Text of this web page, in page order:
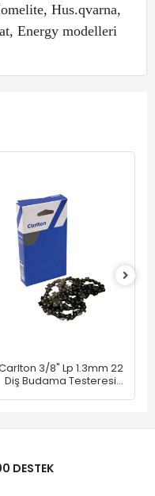
Hus.qvarna,
Energy modelleri
3/8" Lp 1.3mm 22
Diş Budama Testeresi
DESTEK